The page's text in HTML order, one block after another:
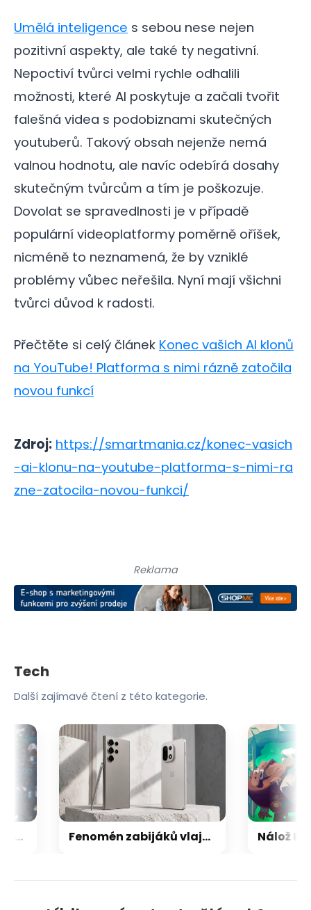
Umělá inteligence s sebou nese nejen
pozitivní aspekty, ale také ty negativní.
Nepoctiví tvůrci velmi rychle odhalili
možnosti, které AI poskytuje a začali tvořit
falešná videa s podobiznami skutečných
youtuberů. Takový obsah nejenže nemá
valnou hodnotu, ale navíc odebírá dosahy
skutečným tvůrcům a tím je poškozuje.
Dovolat se spravedlnosti je v případě
populární videoplatformy poměrně oříšek,
nicméně to neznamená, že by vzniklé
problémy vůbec neřešila. Nyní mají všichni
tvůrci důvod k radosti.
Přečtěte si celý článek Konec vašich AI klonů
na YouTube! Platforma s nimi rázně zatočila
novou funkcí
Zdroj: https://smartmania.cz/konec-vasich
-ai-klonu-na-youtube-platforma-s-nimi-ra
zne-zatocila-novou-funkci/
Reklama
Tech
Další zajímavé čtení z této kategorie.
Fenomén zabijáků vlajkových lodí: jak noví hráči dokázali přechytračit mobilní obry